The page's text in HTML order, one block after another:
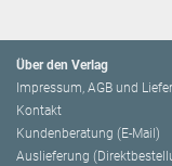
Über den Verlag
Impressum, AGB und
Kontakt
Kundenberatung (E-Mail)
Auslieferung